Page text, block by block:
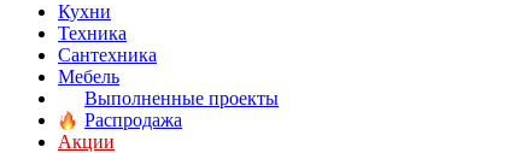
Кухни
Техника
Сантехника
Мебель
Выполненные проекты
Распродажа
Акции